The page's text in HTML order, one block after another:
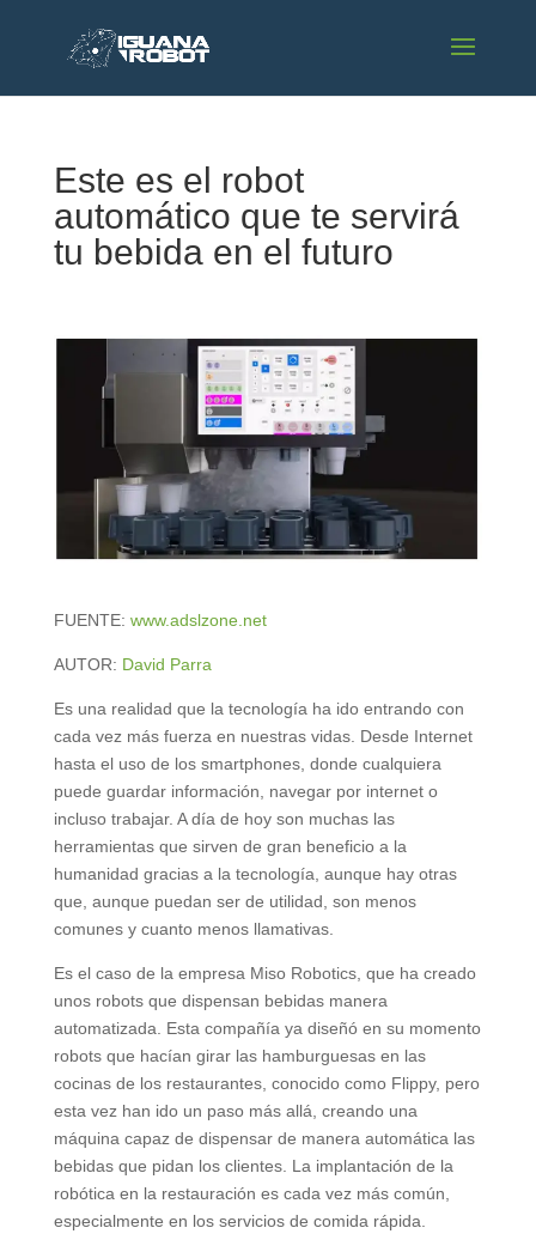
Este es el robot
automático que te servirá
tu bebida en el futuro
FUENTE: www.adslzone.net
AUTOR: David Parra
Es una realidad que la tecnología ha ido entrando con
cada vez más fuerza en nuestras vidas. Desde Internet
hasta el uso de los smartphones, donde cualquiera
puede guardar información, navegar por internet o
incluso trabajar. A día de hoy son muchas las
herramientas que sirven de gran beneficio a la
humanidad gracias a la tecnología, aunque hay otras
que, aunque puedan ser de utilidad, son menos
comunes y cuanto menos llamativas.
Es el caso de la empresa Miso Robotics, que ha creado
unos robots que dispensan bebidas manera
automatizada. Esta compañía ya diseñó en su momento
robots que hacían girar las hamburguesas en las
cocinas de los restaurantes, conocido como Flippy, pero
esta vez han ido un paso más allá, creando una
máquina capaz de dispensar de manera automática las
bebidas que pidan los clientes. La implantación de la
robótica en la restauración es cada vez más común,
especialmente en los servicios de comida rápida.